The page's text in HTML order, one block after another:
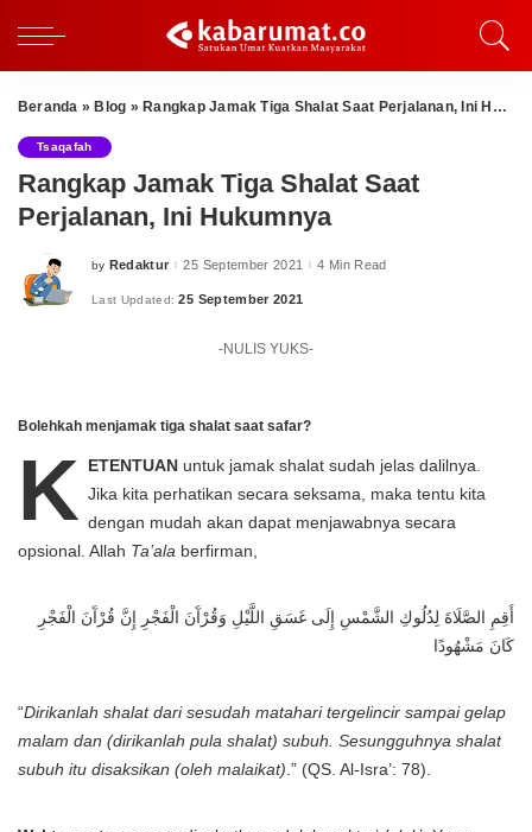
Beranda » Blog » Rangkap Jamak Tiga Shalat Saat Perjalanan, Ini Hukumnya
Tsaqafah
Rangkap Jamak Tiga Shalat Saat
Perjalanan, Ini Hukumnya
Posted
by Redaktur 25 September 2021 4 Min Read
Last Updated: 25 September 2021
-NULIS YUKS-
Bolehkah menjamak tiga shalat saat safar?
K ETENTUAN untuk jamak shalat sudah jelas dalilnya.
Jika kita perhatikan secara seksama, maka tentu kita
dengan mudah akan dapat menjawabnya secara
opsional. Allah Ta’ala berfirman,
أَقِمِ الصَّلَاةَ لِدُلُوكِ الشَّمْسِ إِلَى غَسَقِ اللَّيْلِ وَقُرْآَنَ الْفَجْرِ إِنَّ قُرْآَنَ الْفَجْرِ
كَانَ مَشْهُودًا
“Dirikanlah shalat dari sesudah matahari tergelincir sampai gelap
malam dan (dirikanlah pula shalat) subuh. Sesungguhnya shalat
subuh itu disaksikan (oleh malaikat) .” (QS. Al-Isra’: 78).